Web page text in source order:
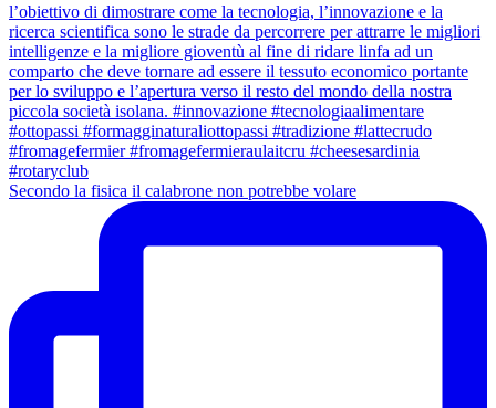
Secondo la fisica il calabrone non potrebbe volare